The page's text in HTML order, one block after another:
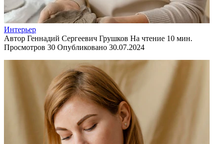
Интерьер
Автор Геннадий Сергеевич Грушков На чтение 10 мин.
Просмотров 30 Опубликовано 30.07.2024